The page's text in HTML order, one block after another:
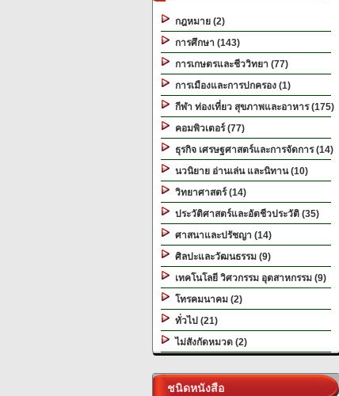
กฎหมาย (2)
การศึกษา (143)
การเกษตรและชีววิทยา (77)
การเมืองและการปกครอง (1)
กีฬา ท่องเที่ยว สุขภาพและอาหาร (175)
คอมพิวเตอร์ (77)
ธุรกิจ เศรษฐศาสตร์และการจัดการ (14)
นวนิยาย อ่านเล่น และนิทาน (10)
วิทยาศาสตร์ (14)
ประวัติศาสตร์และอัตชีวประวัติ (35)
ศาสนาและปรัชญา (14)
ศิลปะและวัฒนธรรม (9)
เทคโนโลยี วิศวกรรม อุตสาหกรรม (9)
โทรคมนาคม (2)
ทั่วไป (21)
ไม่สังกัดหมวด (2)
ชนิดหนังสือ